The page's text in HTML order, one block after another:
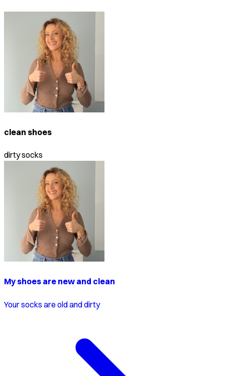
clean shoes
dirty socks
My shoes are new and clean
Your socks are old and dirty